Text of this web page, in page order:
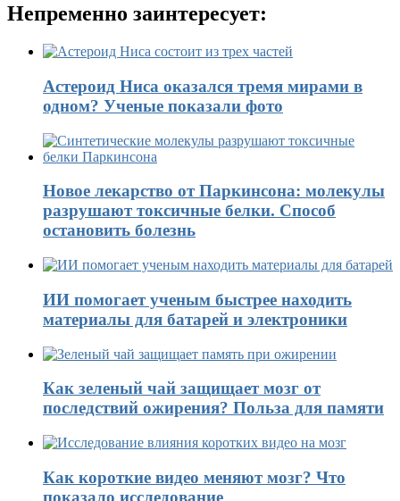
Непременно заинтересует:
Астероид Ниса оказался тремя мирами в
одном? Ученые показали фото
Новое лекарство от Паркинсона: молекулы
разрушают токсичные белки. Способ
остановить болезнь
ИИ помогает ученым быстрее находить
материалы для батарей и электроники
Как зеленый чай защищает мозг от
последствий ожирения? Польза для памяти
Как короткие видео меняют мозг? Что
показало исследование